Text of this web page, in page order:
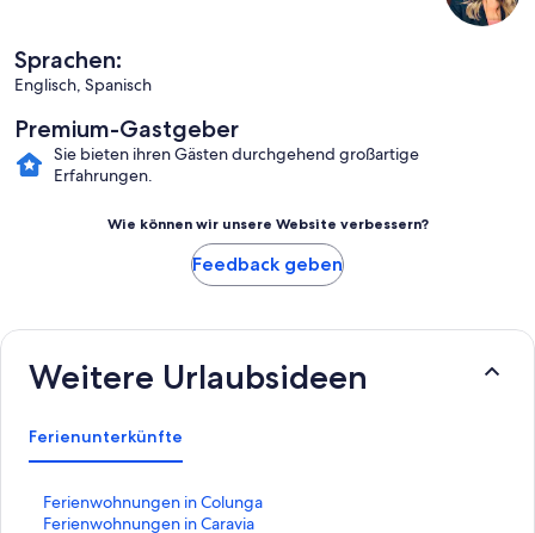
Sprachen:
Englisch, Spanisch
Premium-Gastgeber
Sie bieten ihren Gästen durchgehend großartige
Erfahrungen.
Wie können wir unsere Website verbessern?
Feedback geben
Weitere Urlaubsideen
Ferienunterkünfte
Ferienwohnungen in Colunga
L
iFerienwohnungen in Caravia
L